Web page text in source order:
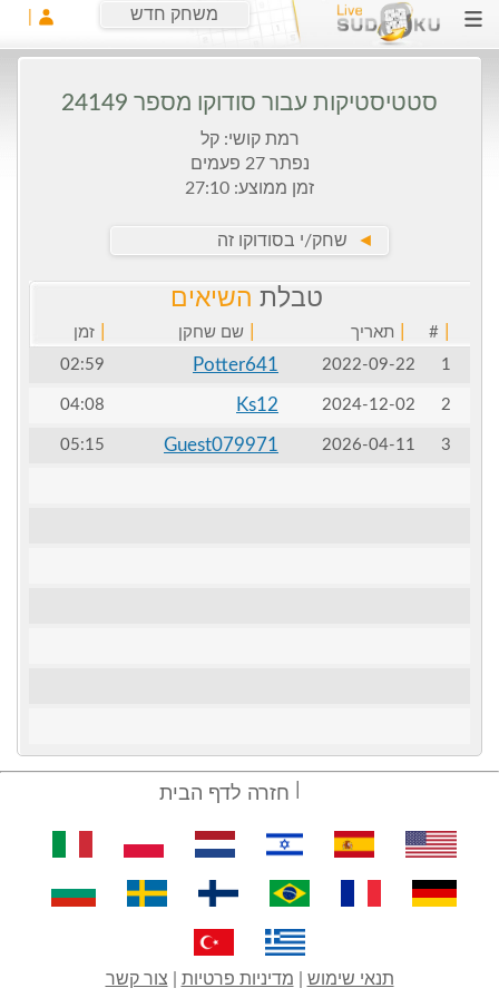
משחק חדש
סטטיסטיקות עבור סודוקו מספר 24149
רמת קושי: קל
נפתר 27 פעמים
זמן ממוצע: 27:10
►שחק/י בסודוקו זה
טבלת השיאים
# תאריך שם שחקן
זמן
1
2022-09-22
Potter641
02:59
2
2024-12-02
Ks12
04:08
3
2026-04-11
Guest079971
05:15
חזרה לדף הבית
תנאי שימוש| מדיניות פרטיות| צור קשר